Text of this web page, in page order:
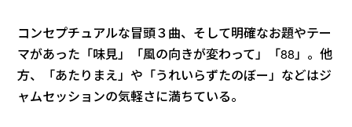
コンセプチュアルな冒頭３曲、そして明確なお題やテー
マがあった「味見」「風の向きが変わって」「88」。他
方、「あたりまえ」や「うれいらずたのぼー」などはジ
ャムセッションの気軽さに満ちている。